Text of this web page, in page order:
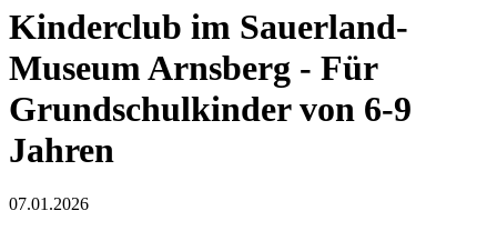
Kinderclub im Sauerland-
Museum Arnsberg - Für
Grundschulkinder von 6-9
Jahren
07.01.2026